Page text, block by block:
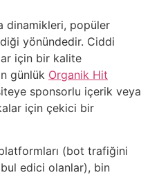
dinamikleri, popüler
yönündedir. Ciddi
için bir kalite
günlük Organik Hit
sponsorlu içerik veya
için çekici bir
(bot trafiğini
edici olanlar), bin